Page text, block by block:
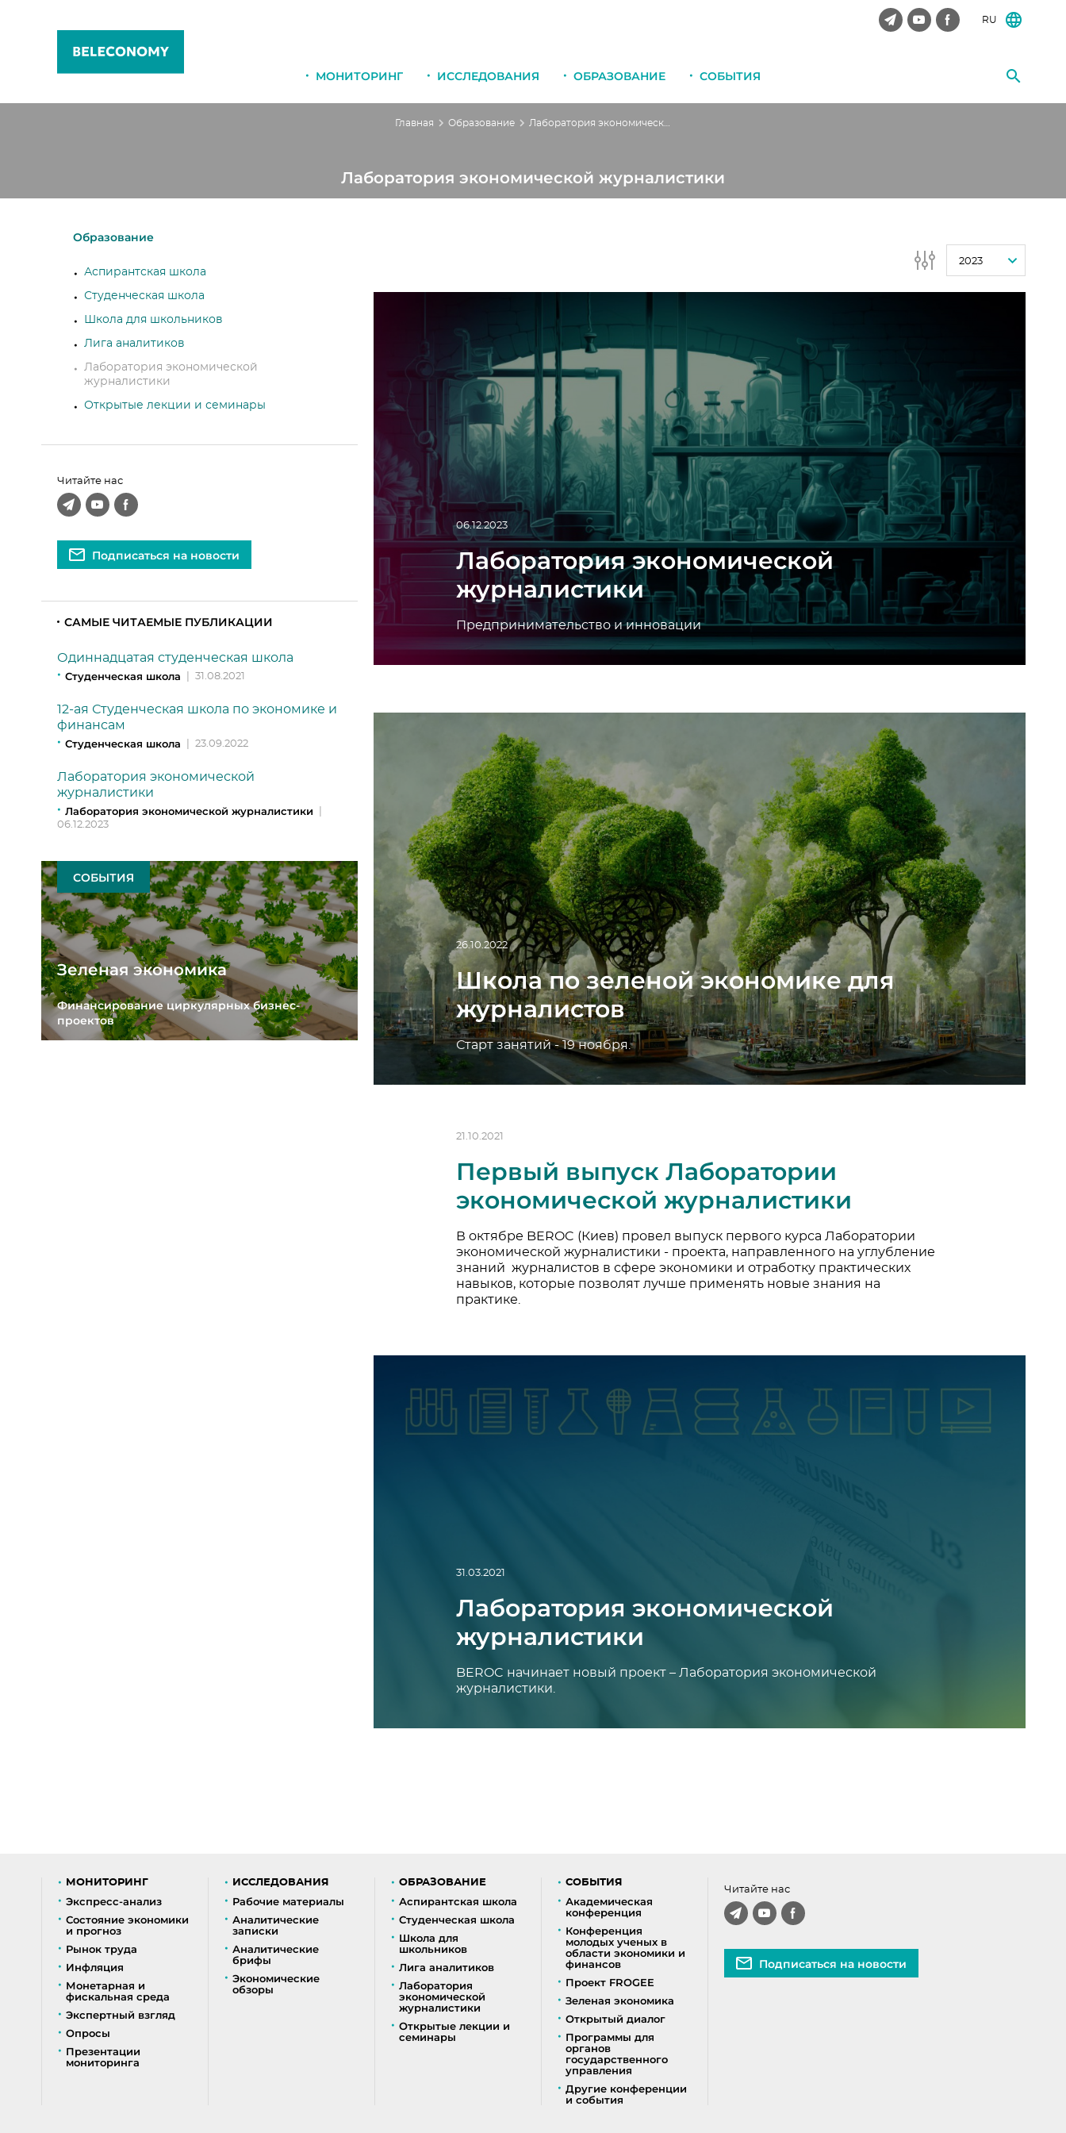
RU
МОНИТОРИНГ ИССЛЕДОВАНИЯ ОБРАЗОВАНИЕ СОБЫТИЯ
Главная Образование Лаборатория экономической журналистики
Лаборатория экономической журналистики
Образование
Аспирантская школа
Студенческая школа
Школа для школьников
Лига аналитиков
Лаборатория экономической
журналистики
Открытые лекции и семинары
Читайте нас
Подписаться на новости
САМЫЕ ЧИТАЕМЫЕ ПУБЛИКАЦИИ
Одиннадцатая студенческая школа
Студенческая школа
31.08.2021
12-ая Студенческая школа по экономике и
финансам
Студенческая школа
23.09.2022
Лаборатория экономической
журналистики
Лаборатория экономической журналистики
06.12.2023
СОБЫТИЯ
Зеленая экономика
Финансирование циркулярных бизнес-
проектов
2023
06.12.2023
Лаборатория экономической
журналистики
Предпринимательство и инновации
26.10.2022
Школа по зеленой экономике для
журналистов
Старт занятий - 19 ноября.
21.10.2021
Первый выпуск Лаборатории
экономической журналистики
В октябре BEROC (Киев) провел выпуск первого курса Лаборатории
экономической журналистики - проекта, направленного на углубление
знаний журналистов в сфере экономики и отработку практических
навыков, которые позволят лучше применять новые знания на
практике.
31.03.2021
Лаборатория экономической
журналистики
BEROC начинает новый проект – Лаборатория экономической
журналистики.
МОНИТОРИНГ
Экспресс-анализ
Состояние экономики
и прогноз
Рынок труда
Инфляция
Монетарная и
фискальная среда
Экспертный взгляд
Опросы
Презентации
мониторинга
ИССЛЕДОВАНИЯ
Рабочие материалы
Аналитические
записки
Аналитические
брифы
Экономические
обзоры
ОБРАЗОВАНИЕ
Аспирантская школа
Студенческая школа
Школа для
школьников
Лига аналитиков
Лаборатория
экономической
журналистики
Открытые лекции и
семинары
СОБЫТИЯ
Академическая
конференция
Конференция
молодых ученых в
области экономики и
финансов
Проект FROGEE
Зеленая экономика
Открытый диалог
Программы для
органов
государственного
управления
Другие конференции
и события
Читайте нас
Подписаться на новости